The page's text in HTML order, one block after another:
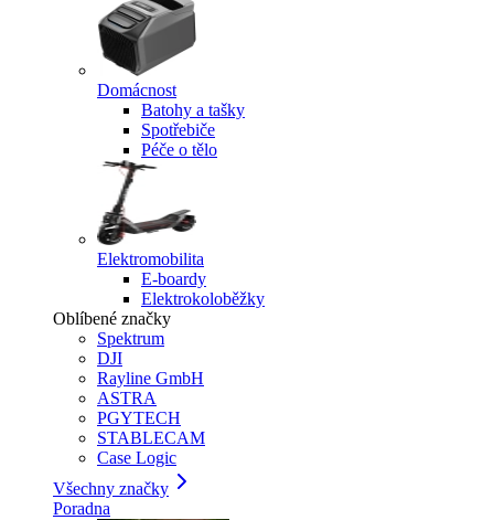
Domácnost
Batohy a tašky
Spotřebiče
Péče o tělo
Elektromobilita
E-boardy
Elektrokoloběžky
Oblíbené značky
Spektrum
DJI
Rayline GmbH
ASTRA
PGYTECH
STABLECAM
Case Logic
Všechny značky
Poradna